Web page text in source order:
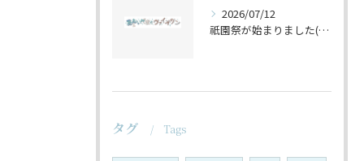
2026/07/12
祇園祭が始まりました(^^♪
タグ Tags